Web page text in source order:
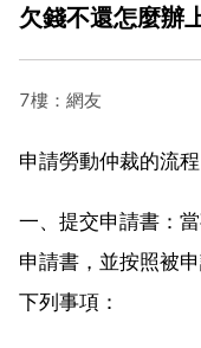
欠錢不還怎麼辦
7樓：網友
申請勞動仲裁的流程
一、提交申請書：
申請書，並按照被
下列事項：